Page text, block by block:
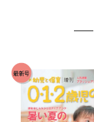
最新号